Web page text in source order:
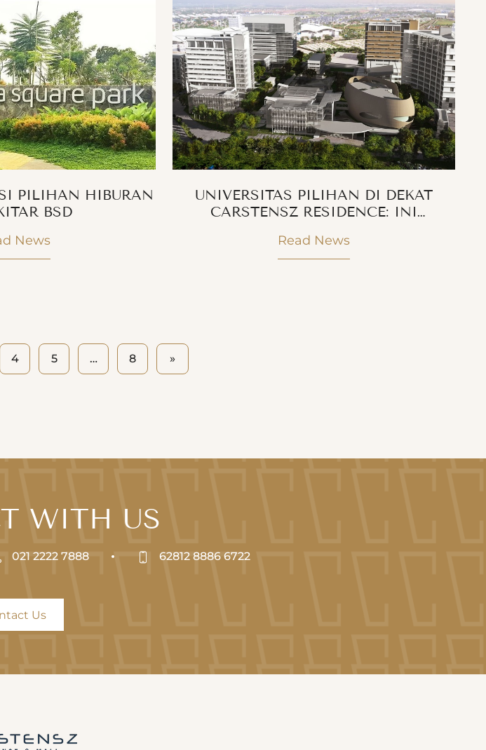
PILIHAN HIBURAN
BSD
News
UNIVERSITAS PILIHAN DI DEKAT
CARSTENSZ RESIDENCE: INI
CALON MAHASISWA
Read News
4 5 … 8 »
WITH US
021 2222 7888 62812 8886 6722
Contact Us